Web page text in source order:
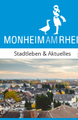
Stadtleben & Aktuelles